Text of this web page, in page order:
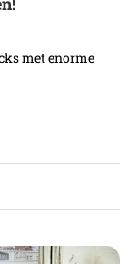
met enorme